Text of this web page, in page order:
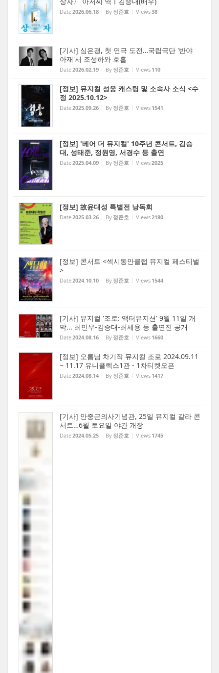
Date2026.06.18 By 정준호 Views38
[기사] 심은경, 첫 연극 도전…국립극단 '반야
아재'서 조성하와 호흡
Date2026.02.19 By 정준호 Views 110
[정보] 뮤지컬 성웅 캐스팅 및 소속사 소식 <수
정 2025.10.12>
Date2025.09.26 By 정준호 Views 1541
[정보] '베어 더 뮤지컬' 10주년 콘서트, 김승
대, 성태준, 정원영, 서경수 등 출연
Date2025.04.09 By 정준호 Views2025
[정보] 故윤대성 특별전 낭독회
Date2025.03.26 By 정준호 Views2180
[정보] 콘서트 <섹시동안클럽 뮤지컬 페스티벌
>
Date2024.10.10 By 정준호 Views 1544
[기사] 뮤지컬 '조로: 액터뮤지션' 9월 11일 개
막... 최민우-김승대-최세용 등 출연진 공개
Date2024.08.16 By 정준호 Views 1660
[정보] 오름님 차기작 뮤지컬 조로 2024.09.11
~ 11.17 유니플렉스1관 - 1차티켓오픈
Date2024.08.14 By 정준호 Views 1417
[기사] 안중근의사기념관, 25일 뮤지컬 갈라 콘
서트…6월 토요일 야간 개장
Date2024.05.25 By 정준호 Views 1745